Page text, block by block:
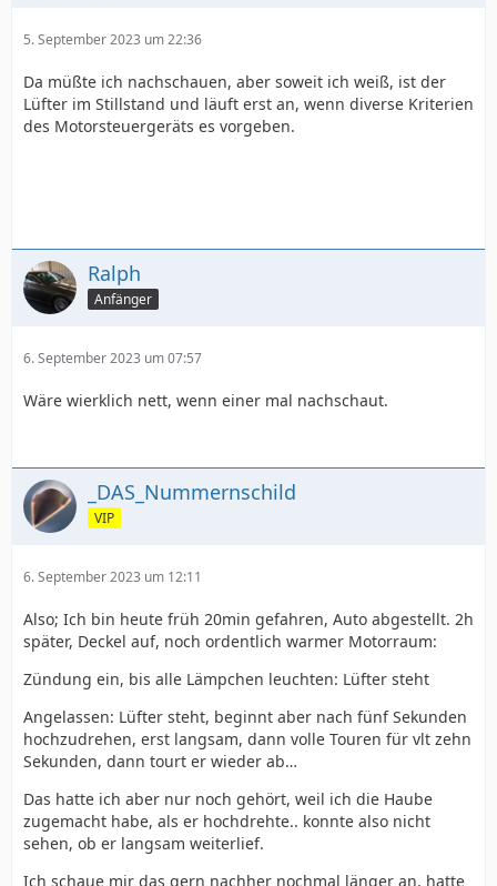
5. September 2023 um 22:36
Da müßte ich nachschauen, aber soweit ich weiß, ist der
Lüfter im Stillstand und läuft erst an, wenn diverse Kriterien
des Motorsteuergeräts es vorgeben.
Ralph
Anfänger
6. September 2023 um 07:57
Wäre wierklich nett, wenn einer mal nachschaut.
_DAS_Nummernschild
VIP
6. September 2023 um 12:11
Also; Ich bin heute früh 20min gefahren, Auto abgestellt. 2h
später, Deckel auf, noch ordentlich warmer Motorraum:
Zündung ein, bis alle Lämpchen leuchten: Lüfter steht
Angelassen: Lüfter steht, beginnt aber nach fünf Sekunden
hochzudrehen, erst langsam, dann volle Touren für vlt zehn
Sekunden, dann tourt er wieder ab…
Das hatte ich aber nur noch gehört, weil ich die Haube
zugemacht habe, als er hochdrehte.. konnte also nicht
sehen, ob er langsam weiterlief.
Ich schaue mir das gern nachher nochmal länger an, hatte